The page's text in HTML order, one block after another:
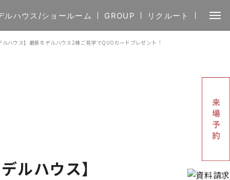
ルハウス/ショールーム GROUP リクルート
ハウス】最新モデルハウス2棟ご見学でQUOカードプレゼント！
ルハウス】